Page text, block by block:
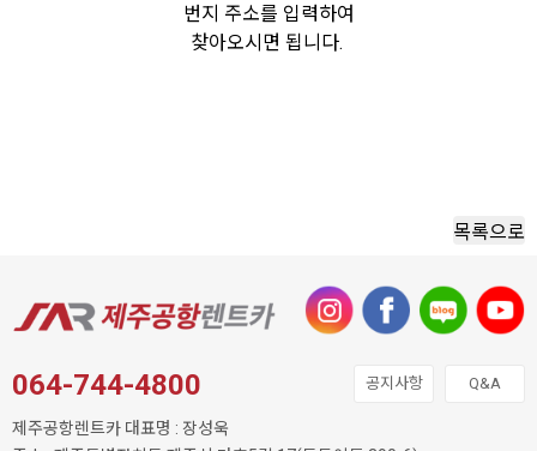
번지 주소를 입력하여
찾아오시면 됩니다.
목록으로
064-744-4800 공지사항 Q&A
제주공항렌트카 대표명 : 장성욱